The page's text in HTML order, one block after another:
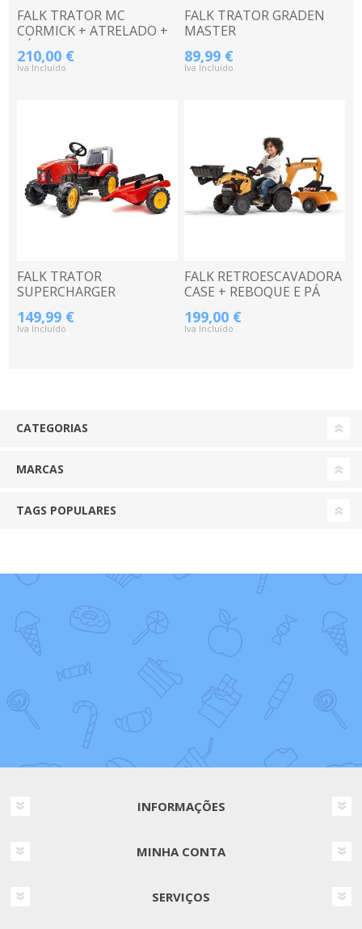
FALK TRATOR MC
CORMICK + ATRELADO +
PÁ 3020AM
210,00 €
Iva Incluído
FALK TRATOR GRADEN
MASTER
89,99 €
Iva Incluído
FALK TRATOR
SUPERCHARGER
2020AB
149,99 €
Iva Incluído
FALK RETROESCAVADORA
CASE + REBOQUE E PÁ
199,00 €
Iva Incluído
CATEGORIAS
MARCAS
TAGS POPULARES
INFORMAÇÕES
MINHA CONTA
SERVIÇOS